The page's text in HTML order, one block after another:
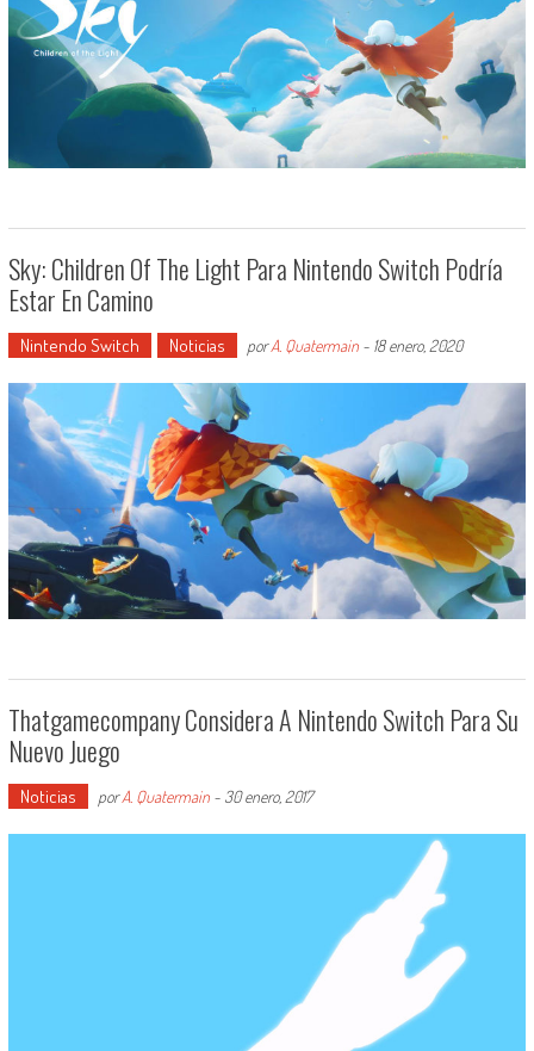
Sky: Children Of The Light Para Nintendo Switch Podría
Estar En Camino
Nintendo Switch Noticias porA. Quatermain- 18 enero, 2020
Thatgamecompany Considera A Nintendo Switch Para Su
Nuevo Juego
Noticias porA. Quatermain- 30 enero, 2017